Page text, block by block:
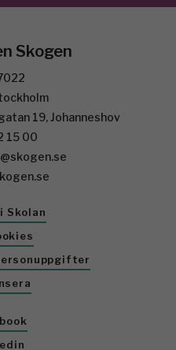
Skogen
19, Johanneshov
15 00
Skolan